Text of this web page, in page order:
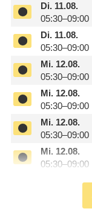
Di.11.08.
05:30–09:00
Di.11.08.
05:30–09:00
Mi.12.08.
05:30–09:00
Mi.12.08.
05:30–09:00
Mi.12.08.
05:30–09:00
Mi. 12.08.
05:30–09:00